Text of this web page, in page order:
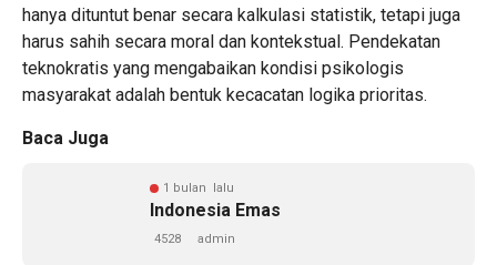
hanya dituntut benar secara kalkulasi statistik, tetapi juga
harus sahih secara moral dan kontekstual. Pendekatan
teknokratis yang mengabaikan kondisi psikologis
masyarakat adalah bentuk kecacatan logika prioritas.
Baca Juga
1 bulan lalu
Indonesia Emas
4528 admin